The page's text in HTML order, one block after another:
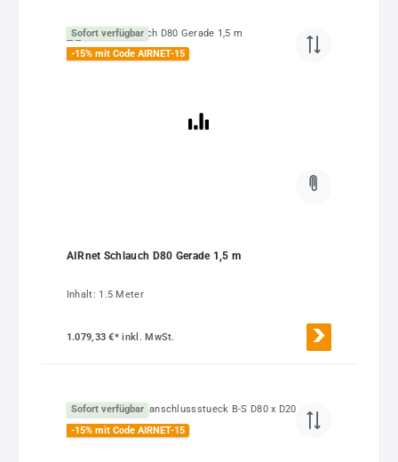
Sofort verfügbar
-15% mit Code AIRNET-15
AIRnet Schlauch D80 Gerade 1,5 m
Inhalt: 1.5 Meter
1.079,33 €*inkl. MwSt.
Sofort verfügbar
-15% mit Code AIRNET-15